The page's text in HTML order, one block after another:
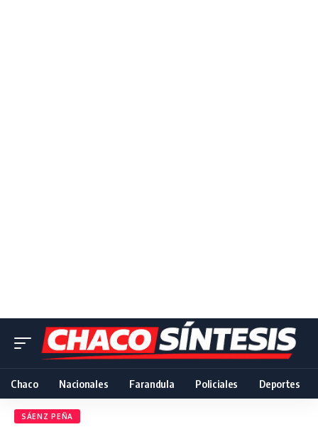
Chaco Nacionales Farandula Policiales Deportes
SÁENZ PEÑA